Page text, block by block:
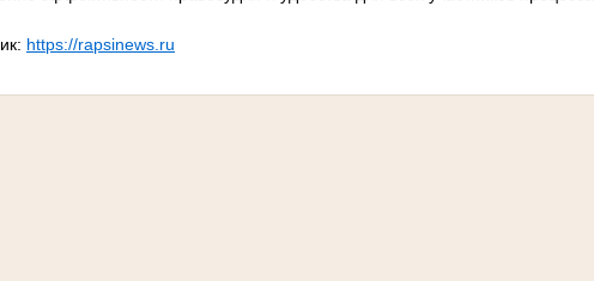
https://rapsinews.ru